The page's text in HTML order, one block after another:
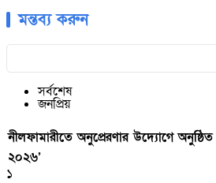
মন্তব্য করুন
সর্বশেষ
জনপ্রিয়
নীলফামারীতে অনুপ্রেরণার উদ্যোগে
২০২৬’
১